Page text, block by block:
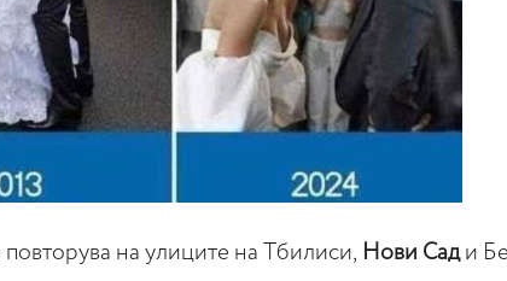
повторува на улиците на Тбилиси, Нови Сади